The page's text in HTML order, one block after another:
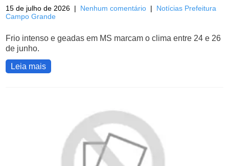
15 de julho de 2026 | Nenhum comentário | Notícias Prefeitura
Campo Grande
Frio intenso e geadas em MS marcam o clima entre 24 e 26
de junho.
Leia mais